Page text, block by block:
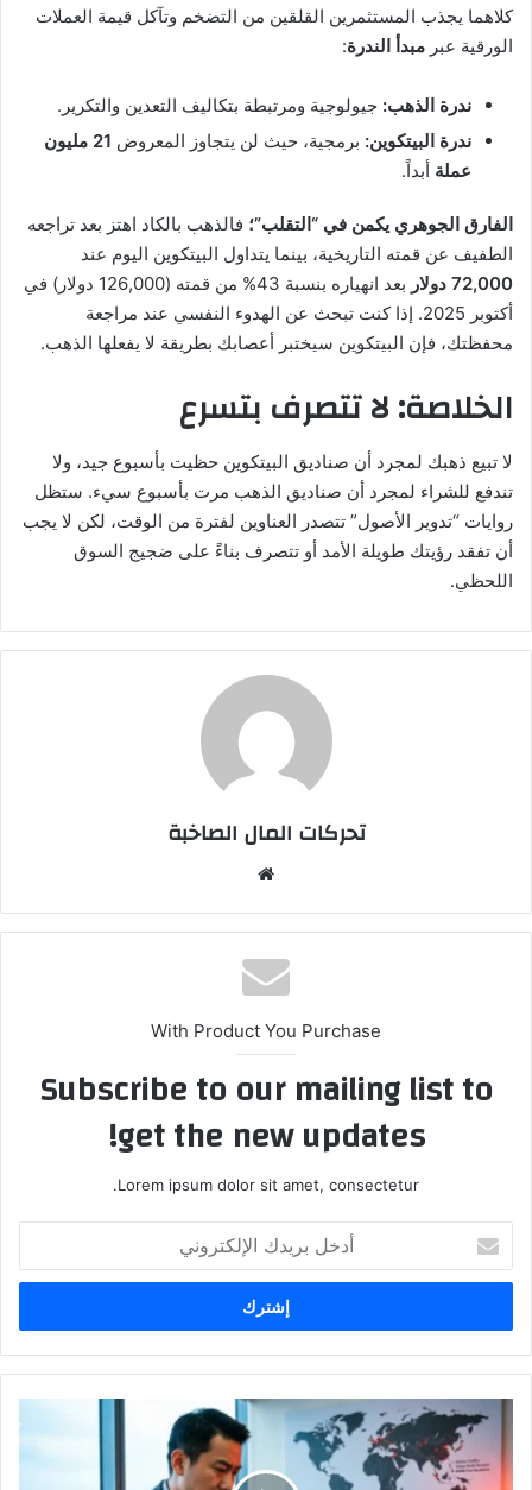
كلاهما يجذب المستثمرين القلقين من التضخم وتآكل قيمة العملات
الورقية عبر مبدأ الندرة:
ندرة الذهب: جيولوجية ومرتبطة بتكاليف التعدين والتكرير.
ندرة البيتكوين: برمجية، حيث لن يتجاوز المعروض
21 مليون
عملة أبداً.
الفارق الجوهري يكمن في “التقلب”؛ فالذهب بالكاد اهتز بعد تراجعه
الطفيف عن قمته التاريخية، بينما يتداول البيتكوين اليوم عند
72,000 دولار
بعد انهياره بنسبة 43% من قمته (126,000 دولار) في
أكتوبر 2025. إذا كنت تبحث عن الهدوء النفسي عند مراجعة
محفظتك، فإن البيتكوين سيختبر أعصابك بطريقة لا يفعلها الذهب.
الخلاصة: لا تتصرف بتسرع
لا تبيع ذهبك لمجرد أن صناديق البيتكوين حظيت بأسبوع جيد، ولا
تندفع للشراء لمجرد أن صناديق الذهب مرت بأسبوع سيء. ستظل
روايات “تدوير الأصول” تتصدر العناوين لفترة من الوقت، لكن لا يجب
أن تفقد رؤيتك طويلة الأمد أو تتصرف بناءً على ضجيج السوق
اللحظي.
تحركات المال الصاخبة
With Product You Purchase
Subscribe to our mailing list to
get the new updates!
Lorem ipsum dolor sit amet, consectetur.
بريدك
الإلكتروني
آرثر